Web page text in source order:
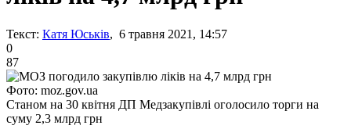
Текст: Катя Юськів, 6 травня 2021, 14:57
0
87
Фото: moz.gov.ua
Станом на 30 квітня ДП Медзакупівлі оголосило торги на
суму 2,3 млрд грн